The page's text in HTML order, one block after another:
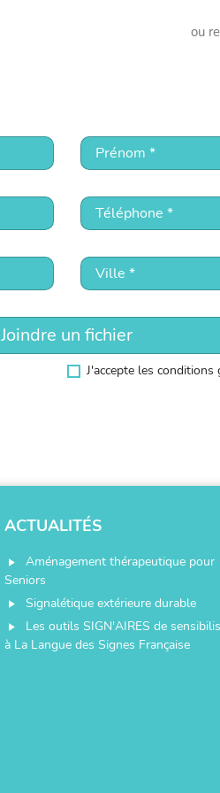
ou
Joindre un fichier
J'accepte les
ACTUALITÉS
play_arrow
Aménagement thérapeutique pour
Seniors
play_arrow Signalétique extérieure durable
play_arrow
Les outils SIGN'AIRES de
à La Langue des Signes Française